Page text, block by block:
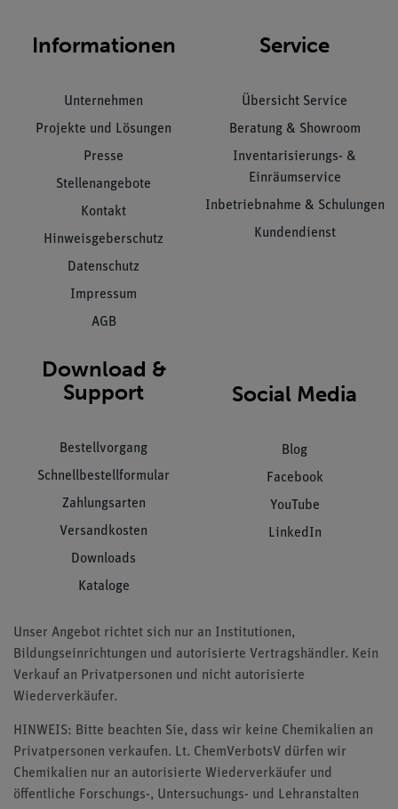
Informationen
Unternehmen
Projekte und Lösungen
Presse
Stellenangebote
Kontakt
Hinweisgeberschutz
Datenschutz
Impressum
AGB
Service
Übersicht Service
Beratung & Showroom
Inventarisierungs- &
Einräumservice
Inbetriebnahme & Schulungen
Kundendienst
Download &
Support
Bestellvorgang
Schnellbestellformular
Zahlungsarten
Versandkosten
Downloads
Kataloge
Social Media
Blog
Facebook
YouTube
LinkedIn
Unser Angebot richtet sich nur an Institutionen,
Bildungseinrichtungen und autorisierte Vertragshändler. Kein
Verkauf an Privatpersonen und nicht autorisierte
Wiederverkäufer.
HINWEIS: Bitte beachten Sie, dass wir keine Chemikalien an
Privatpersonen verkaufen. Lt. ChemVerbotsV dürfen wir
Chemikalien nur an autorisierte Wiederverkäufer und
öffentliche Forschungs-, Untersuchungs- und Lehranstalten